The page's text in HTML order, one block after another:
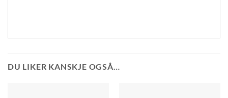
DU LIKER KANSKJE OGSÅ…